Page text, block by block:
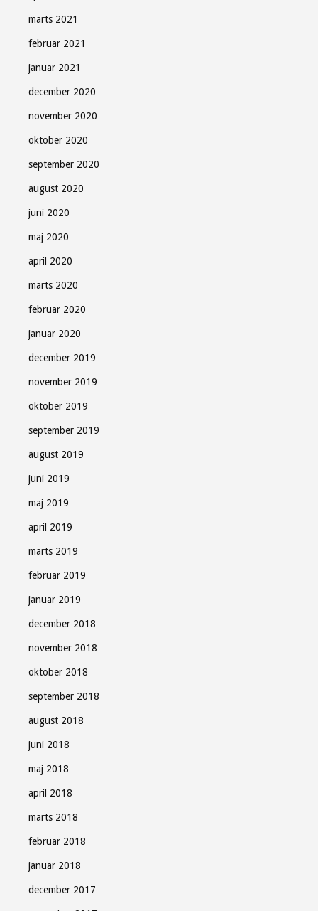
marts 2021
februar 2021
januar 2021
december 2020
november 2020
oktober 2020
september 2020
august 2020
juni 2020
maj 2020
april 2020
marts 2020
februar 2020
januar 2020
december 2019
november 2019
oktober 2019
september 2019
august 2019
juni 2019
maj 2019
april 2019
marts 2019
februar 2019
januar 2019
december 2018
november 2018
oktober 2018
september 2018
august 2018
juni 2018
maj 2018
april 2018
marts 2018
februar 2018
januar 2018
december 2017